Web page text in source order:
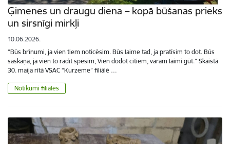
Ģimenes un draugu diena – kopā būšanas prieks
un sirsnīgi mirkļi
10.06.2026.
“Būs brīnumi, ja vien tiem noticēsim. Būs laime tad, ja pratīsim to dot. Būs
saskaņa, ja vien to radīt spēsim, Vien dodot citiem, varam laimi gūt.” Skaistā
30. maija rītā VSAC “Kurzeme” filiālē …
Notikumi filiālēs